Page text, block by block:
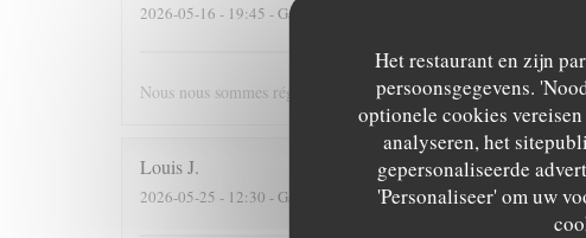
Het restaurant en zijn
persoonsgegevens.
optionele cookies
analyseren, het
gepersonaliseerde
'Personaliseer' om uw
2026-05-16 - 19:45 - Gasten 4
Nous nous sommes régalés, joli restaurant, bonne ambiance.
LouisJ
2026-05-25 - 12:30 - Gasten 3